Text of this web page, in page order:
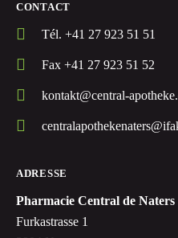
CONTACT
Tél. +41 27 923 51 51
Fax +41 27 923 51 52
kontakt@central-
ADRESSE
Pharmacie Central de Naters
Furkastrasse 1